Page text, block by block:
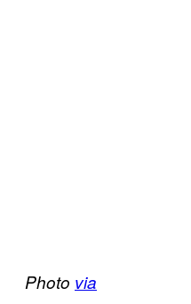
Photo via